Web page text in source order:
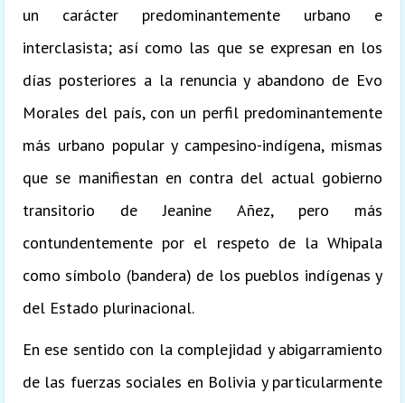
un carácter predominantemente urbano e
interclasista; así como las que se expresan en los
días posteriores a la renuncia y abandono de Evo
Morales del país, con un perfil predominantemente
más urbano popular y campesino-indígena, mismas
que se manifiestan en contra del actual gobierno
transitorio de Jeanine Añez, pero más
contundentemente por el respeto de la Whipala
como símbolo (bandera) de los pueblos indígenas y
del Estado plurinacional.
En ese sentido con la complejidad y abigarramiento
de las fuerzas sociales en Bolivia y particularmente